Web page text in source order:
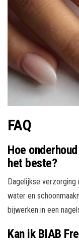
FAQ
Hoe
het beste?
Dagelijkse
water en
bijwerken in een
Kan ik BIAB